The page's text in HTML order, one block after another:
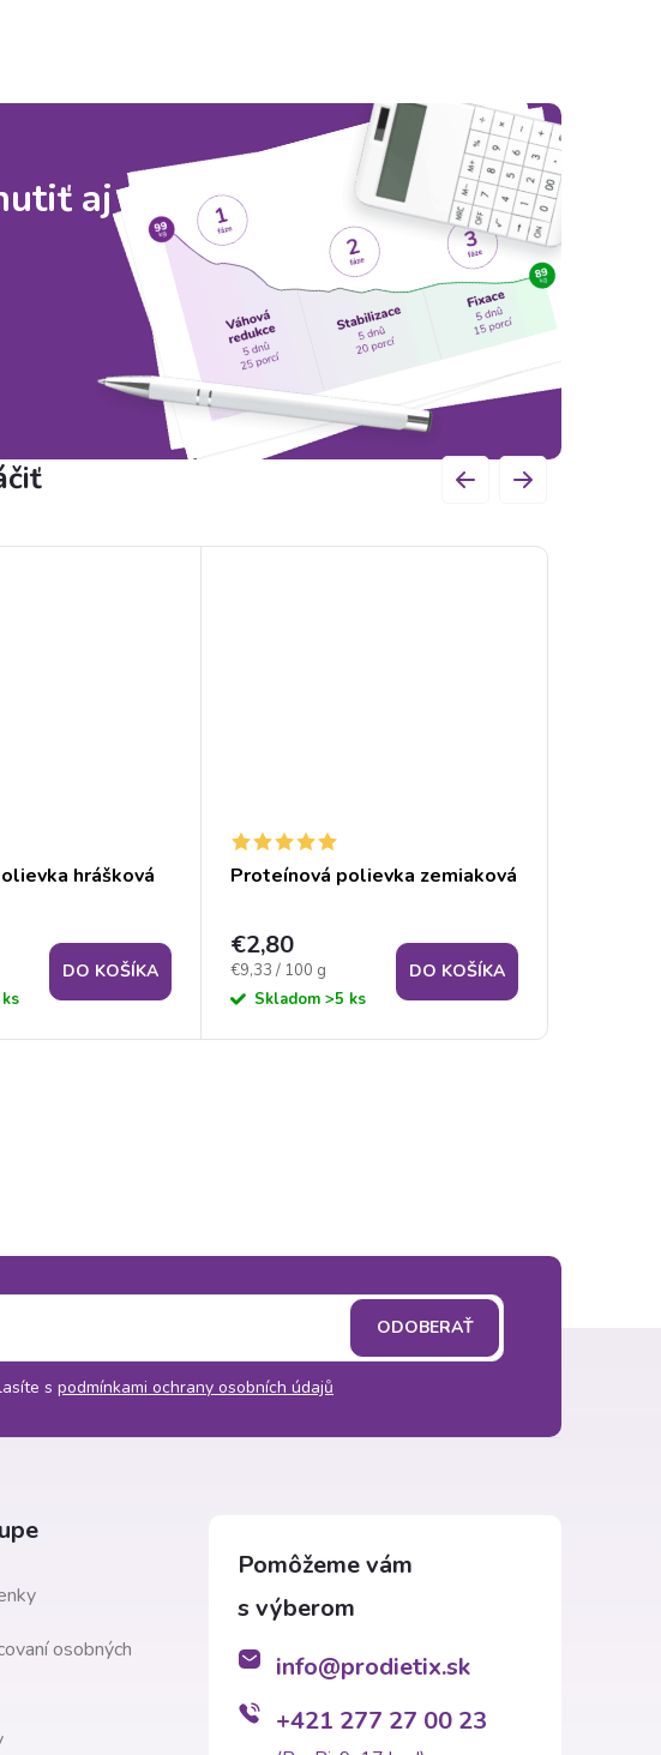
aj fungovať.
hrášková
DO KOŠÍKA
Proteínová polievka zemiaková
€2,80
Jednotková
cena:
€9,33 / 100 g
Skladom >5 ks
DO KOŠÍKA
s podmínkami ochrany osobních údajů
ODOBERAŤ
osobných
info@prodietix.sk
+421 277 27 00 23